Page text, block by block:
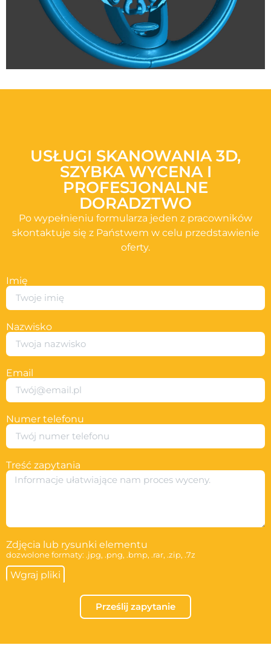
USŁUGI SKANOWANIA 3D,
SZYBKA WYCENA I
PROFESJONALNE
DORADZTWO
Po wypełnieniu formularza jeden z pracowników
skontaktuje się z Państwem w celu przedstawienie
oferty.
Imię
Nazwisko
Email
Numer telefonu
Treść zapytania
Zdjęcia lub rysunki elementu
dozwolone formaty: .jpg, .png, .bmp, .rar, .zip, .7z
Prześlij zapytanie